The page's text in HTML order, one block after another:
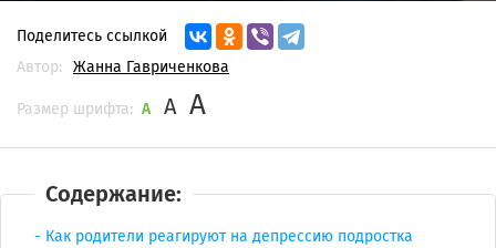
Поделитесь ссылкой
Автор:
Жанна Гавриченкова
Размер шрифта: A A A
Содержание:
Как родители реагируют на депрессию подростка